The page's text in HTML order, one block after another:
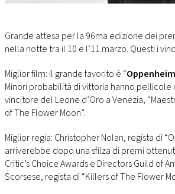
DI
RMC
CONSIGLIA
Grande attesa per la 96ma edizione dei
nella notte tra il 10 e l’11 marzo. Questi i
Miglior film: il grande favorito è “
Minori probabilità di vittoria hanno pellicole
vincitore del Leone d’Oro a Venezia,
of The Flower Moon”.
Miglior regia: Christopher Nolan, regista di
arriverebbe dopo una sfilza di premi
Critic’s Choice Awards e Directors Guild of
Scorsese, regista di “Killers of The Flower